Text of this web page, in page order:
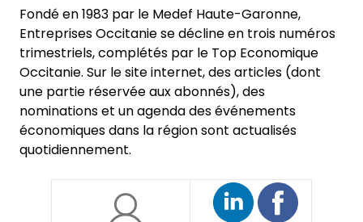
Fondé en 1983 par le Medef Haute-Garonne,
Entreprises Occitanie se décline en trois numéros
trimestriels, complétés par le Top Economique
Occitanie. Sur le site internet, des articles (dont
une partie réservée aux abonnés), des
nominations et un agenda des événements
économiques dans la région sont actualisés
quotidiennement.